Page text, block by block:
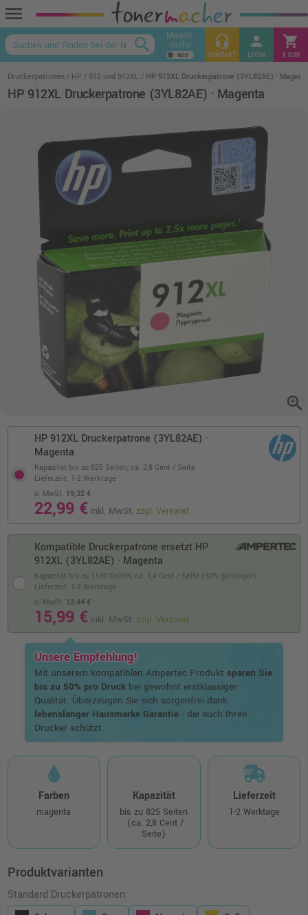
menu
keyboard_arrow_up
search Modell-
suche headset_mic
KONTAKT
person
LOGIN
shopping_cart
€ 0,00
Druckerpatronen HP 912 und 912XL HP 912XL Druckerpatrone (3YL82AE) ·
HP 912XL Druckerpatrone (3YL82AE) · Magenta
zoom_in
HP 912XL Druckerpatrone (3YL82AE) ·
Magenta
Kapazität bis zu 825 Seiten, ca. 2,8 Cent / Seite
o. MwSt. 19,32 €
22,99 € inkl. MwSt.zzgl. Versand
Lieferzeit: 1-2 Werktage
Kompatible Druckerpatrone ersetzt HP
912XL (3YL82AE) · Magenta
Kapazität bis zu 1130 Seiten, ca. 1,4 Cent / Seite (50% günstiger)
o. MwSt. 13,44 €
15,99 € inkl. MwSt. zzgl. Versand
Lieferzeit: 1-2 Werktage
Unsere Empfehlung!
Mit unserem kompatiblen Ampertec Produkt sparen Sie
bis zu 50% pro Druckbei gewohnt erstklassiger
Qualität. Überzeugen Sie sich sorgenfrei dank
lebenslanger Hausmarke Garantie- die auch Ihren
Drucker schützt.
Farben
magenta
Kapazität
bis zu 825 Seiten
(ca. 2,8 Cent /
Seite)
Lieferzeit
1-2 Werktage
Produktvarianten
Standard Druckerpatronen: